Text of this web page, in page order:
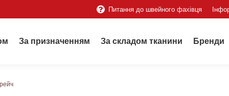
Питання до швейного фахівця
За призначенням За складом тканини Бренди